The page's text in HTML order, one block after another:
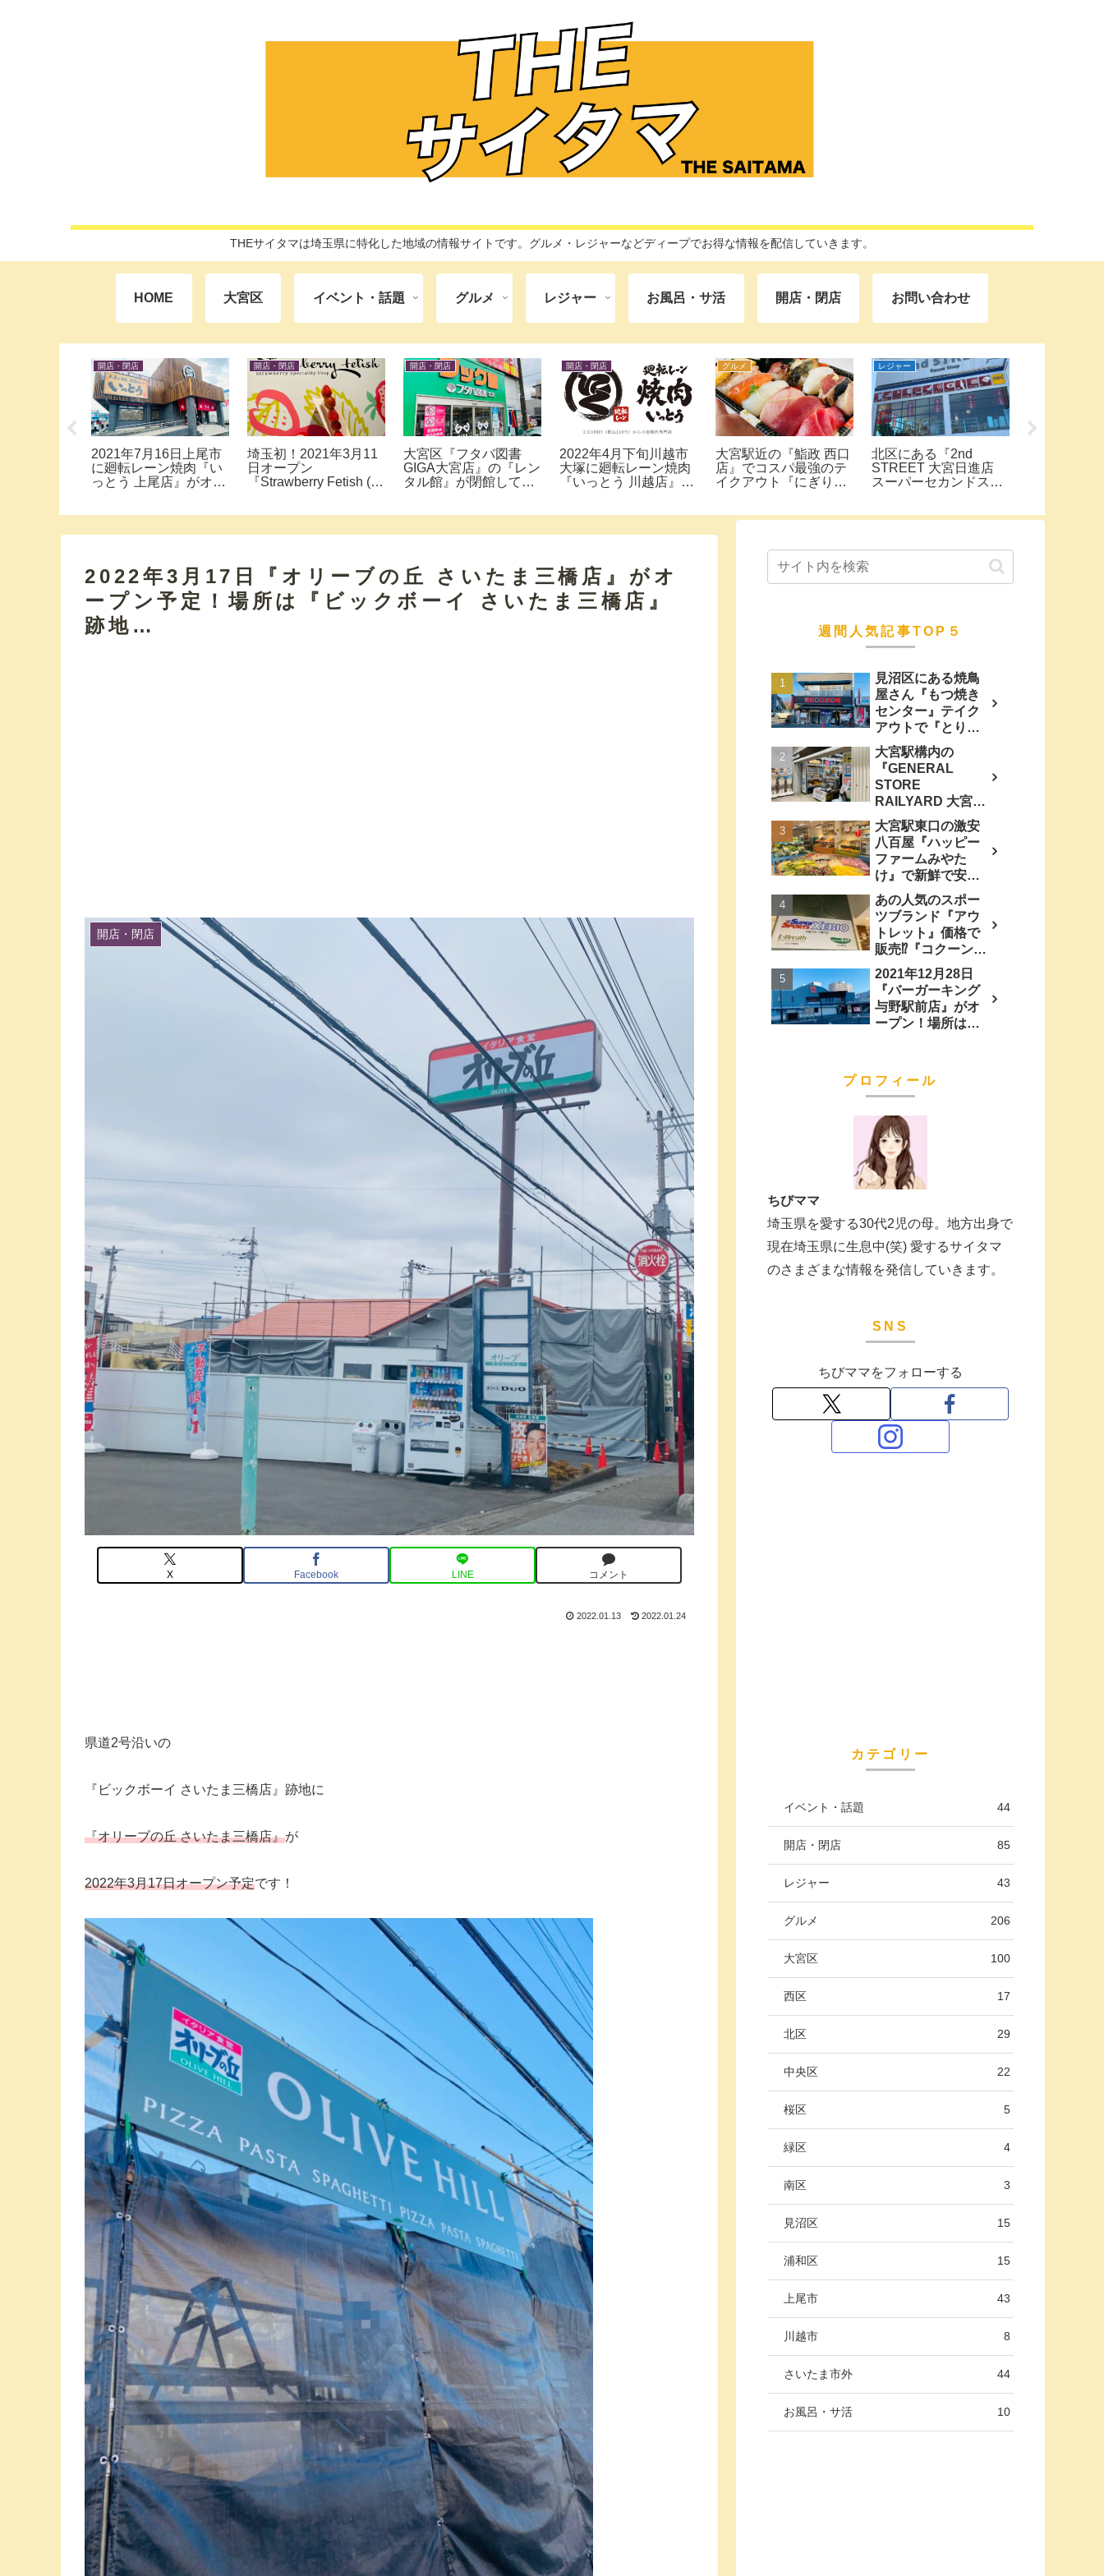
THEサイタマは埼玉県に特化した地域の情報サイトです。グルメ・レジャーなどディープでお得な情報を配信していきます。
HOME 大宮区 イベント・話題 グルメ レジャー お風呂・サ活 開店・閉店 お問い合わせ
開店・閉店
春日部市栄町に韓国の
商品を販売するコンビ
ニ風の『韓ビニ 春日部
イベント・話題
全国初！2021年3月5日
オープン！河川敷沿い
のスタバ『狭山市入間
開店・閉店
上尾市に2021年4月20
日オープン！『スター
バックス コーヒー 上尾
レジャー
川越市『トランポリン
AIRJOY(エアジョイ)』
県内最大級トランポリ
イベント・話題
クレヨンしんちゃんの
町『春日部市』『春日
部駅』『ララガーデン
てきた。
開店・閉店
2021年4月23日人気の
韓国コスメのショップ
がコクーンシティオー
SKINGARDEN』に行
ャッチャー
2022年3月17日『オリーブの丘 さいたま三橋店』がオ
ープン予定！場所は『ビックボーイ さいたま三橋店』
跡地…
開店・閉店
X Facebook LINE コメント
2022.01.13 2022.01.24
県道2号沿いの
『ビックボーイ さいたま三橋店』跡地に
『オリーブの丘 さいたま三橋店』が
2022年3月17日オープン予定です！
週間人気記事TOP５
見沼区にある焼鳥
屋さん『もつ焼き
センター』テイク
アウトで『とりね
ぎ』『カシラ』
『ナンコツ』他買
って食べてみた。
大宮駅構内の
『GENERAL
STORE
RAILYARD 大宮』
JR東日本グループ
の鉄道グッズ専門
店に行ってみた。
大宮駅東口の激安
八百屋『ハッピー
ファームみやた
け』で新鮮で安い
『野菜』『果物』
買って食べてみ
た。
あの人気のスポー
ツブランド『アウ
トレット』価格で
販売⁉︎『コクーンシ
ティ 』にある『ス
ーパースポーツゼ
ビオ』に行ってみ
た。
2021年12月28日
『バーガーキング
与野駅前店』がオ
ープン！場所は
地…
プロフィール
ちびママ
埼玉県を愛する30代2児の母。地方出身で
現在埼玉県に生息中(笑) 愛するサイタマ
のさまざまな情報を発信していきます。
SNS
ちびママをフォローする
カテゴリー
イベント・話題 44
開店・閉店 85
レジャー 43
グルメ 206
大宮区 100
西区 17
北区 29
中央区 22
桜区 5
緑区 4
南区 3
見沼区 15
浦和区 15
上尾市 43
川越市 8
さいたま市外 44
お風呂・サ活 10